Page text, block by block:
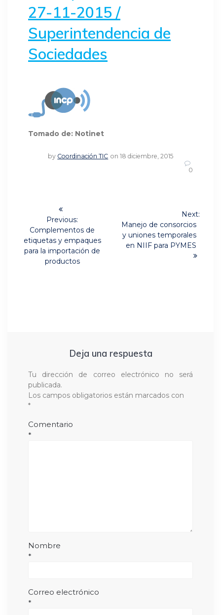
27-11-2015 /
Superintendencia de
Sociedades
Tomado de: Notinet
by Coordinación TIC on 18 diciembre, 2015
0
Navegación
entradas
Previous:
Previous
post:
Complementos de
etiquetas y empaques
para la importación de
productos
Next:
Next
post:
Manejo de consorcios
y uniones temporales
en NIIF para PYMES
Deja una respuesta
Tu dirección de correo electrónico no será
publicada.
Los campos obligatorios están marcados con
*
Comentario
*
Nombre
*
Correo electrónico
*